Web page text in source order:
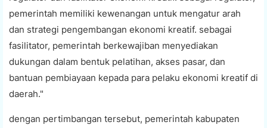
pemerintah memiliki kewenangan untuk mengatur arah
dan strategi pengembangan ekonomi kreatif. sebagai
fasilitator, pemerintah berkewajiban menyediakan
dukungan dalam bentuk pelatihan, akses pasar, dan
bantuan pembiayaan kepada para pelaku ekonomi kreatif di
daerah."
dengan pertimbangan tersebut, pemerintah kabupaten